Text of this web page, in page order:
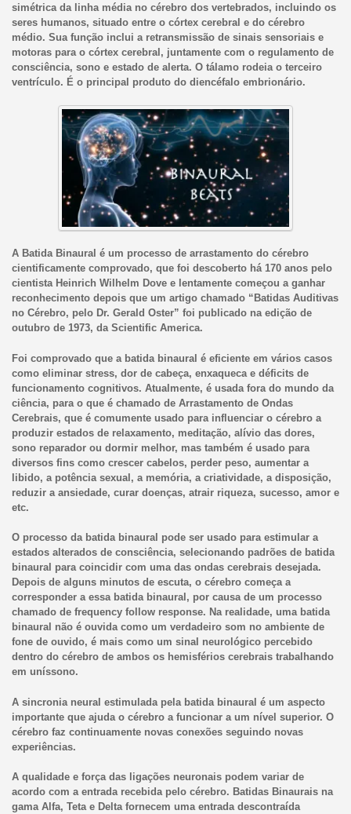
simétrica da linha média no cérebro dos vertebrados, incluindo os
seres humanos, situado entre o córtex cerebral e do cérebro
médio. Sua função inclui a retransmissão de sinais sensoriais e
motoras para o córtex cerebral, juntamente com o regulamento de
consciência, sono e estado de alerta. O tálamo rodeia o terceiro
ventrículo. É o principal produto do diencéfalo embrionário.
A Batida Binaural é um processo de arrastamento do cérebro
cientificamente comprovado, que foi descoberto há 170 anos pelo
cientista Heinrich Wilhelm Dove e lentamente começou a ganhar
reconhecimento depois que um artigo chamado “Batidas Auditivas
no Cérebro, pelo Dr. Gerald Oster” foi publicado na edição de
outubro de 1973, da Scientific America.
Foi comprovado que a batida binaural é eficiente em vários casos
como eliminar stress, dor de cabeça, enxaqueca e déficits de
funcionamento cognitivos. Atualmente, é usada fora do mundo da
ciência, para o que é chamado de Arrastamento de Ondas
Cerebrais, que é comumente usado para influenciar o cérebro a
produzir estados de relaxamento, meditação, alívio das dores,
sono reparador ou dormir melhor, mas também é usado para
diversos fins como crescer cabelos, perder peso, aumentar a
libido, a potência sexual, a memória, a criatividade, a disposição,
reduzir a ansiedade, curar doenças, atrair riqueza, sucesso, amor e
etc.
O processo da batida binaural pode ser usado para estimular a
estados alterados de consciência, selecionando padrões de batida
binaural para coincidir com uma das ondas cerebrais desejada.
Depois de alguns minutos de escuta, o cérebro começa a
corresponder a essa batida binaural, por causa de um processo
chamado de frequency follow response. Na realidade, uma batida
binaural não é ouvida como um verdadeiro som no ambiente de
fone de ouvido, é mais como um sinal neurológico percebido
dentro do cérebro de ambos os hemisférios cerebrais trabalhando
em uníssono.
A sincronia neural estimulada pela batida binaural é um aspecto
importante que ajuda o cérebro a funcionar a um nível superior. O
cérebro faz continuamente novas conexões seguindo novas
experiências.
A qualidade e força das ligações neuronais podem variar de
acordo com a entrada recebida pelo cérebro. Batidas Binaurais na
gama Alfa, Teta e Delta fornecem uma entrada descontraída